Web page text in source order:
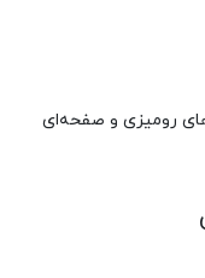
رومیزی و صفحه‌ای